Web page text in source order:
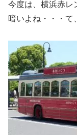
今度は、横浜赤レ
暗いよね・・・て